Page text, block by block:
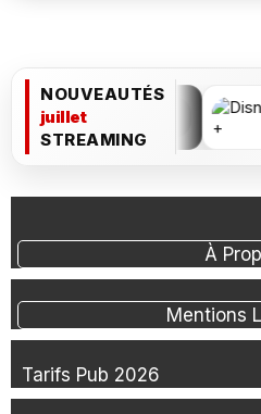
NOUVEAUTÉS
juillet
STREAMING
À
Mentions
Tarifs Pub 2026